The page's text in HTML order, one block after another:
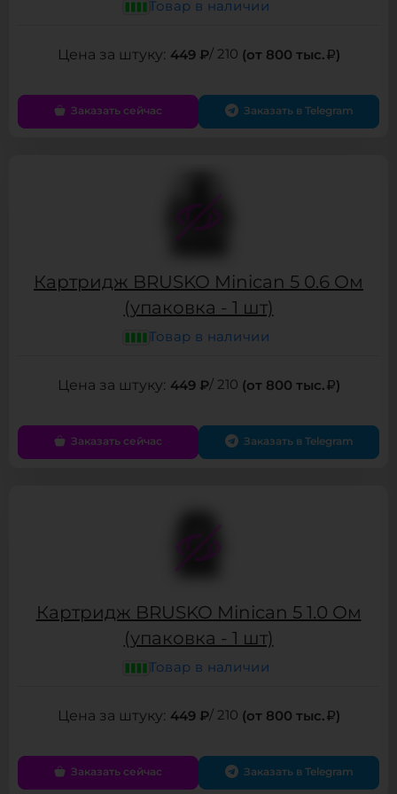
Товар в наличии
449 ₽/ 210 (от 800 тыс. )
Заказать сейчас Заказать в Telegram
Картридж BRUSKO Minican 5 0.6 Ом
(упаковка - 1 шт)
Товар в наличии
449 ₽/ 210 (от 800 тыс. )
Заказать сейчас Заказать в Telegram
Картридж BRUSKO Minican 5 1.0 Ом
(упаковка - 1 шт)
Товар в наличии
449 ₽/ 210 (от 800 тыс. )
Заказать сейчас Заказать в Telegram